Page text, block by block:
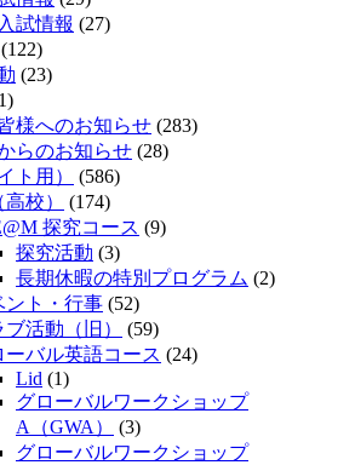
試情報 (27)
(122)
(23)
様へのお知らせ (283)
らのお知らせ (28)
ト用）
(586)
校）
(174)
探究コース (9)
探究活動 (3)
長期休暇の特別プログラム (2)
ント・行事 (52)
ブ活動（旧）
(59)
ーバル英語コース (24)
Lid (1)
グローバルワークショップ
A（GWA）
(3)
グローバルワークショップ